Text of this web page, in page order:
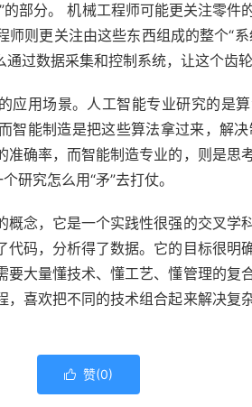
部分。 机械工程师可能更关注零件
则更关注由这些东西组成的整个“
过数据采集和控制系统，让这个齿
应用场景。人工智能专业研究的是
智能制造是把这些算法拿过来，解
确率，而智能制造专业的，则是思
研究怎么用“矛”去打仗。
念，它是一个实践性很强的交叉学
码，分析得了数据。它的目标很明
大量懂技术、懂工艺、懂管理的复
喜欢把不同的技术组合起来解决复
 赞(0)